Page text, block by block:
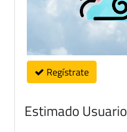
Regístrate
Estimado Usuario